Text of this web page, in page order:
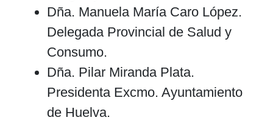
Dña. Manuela María Caro López.
Delegada Provincial de Salud y
Consumo.
Dña. Pilar Miranda Plata.
Presidenta Excmo. Ayuntamiento
de Huelva.